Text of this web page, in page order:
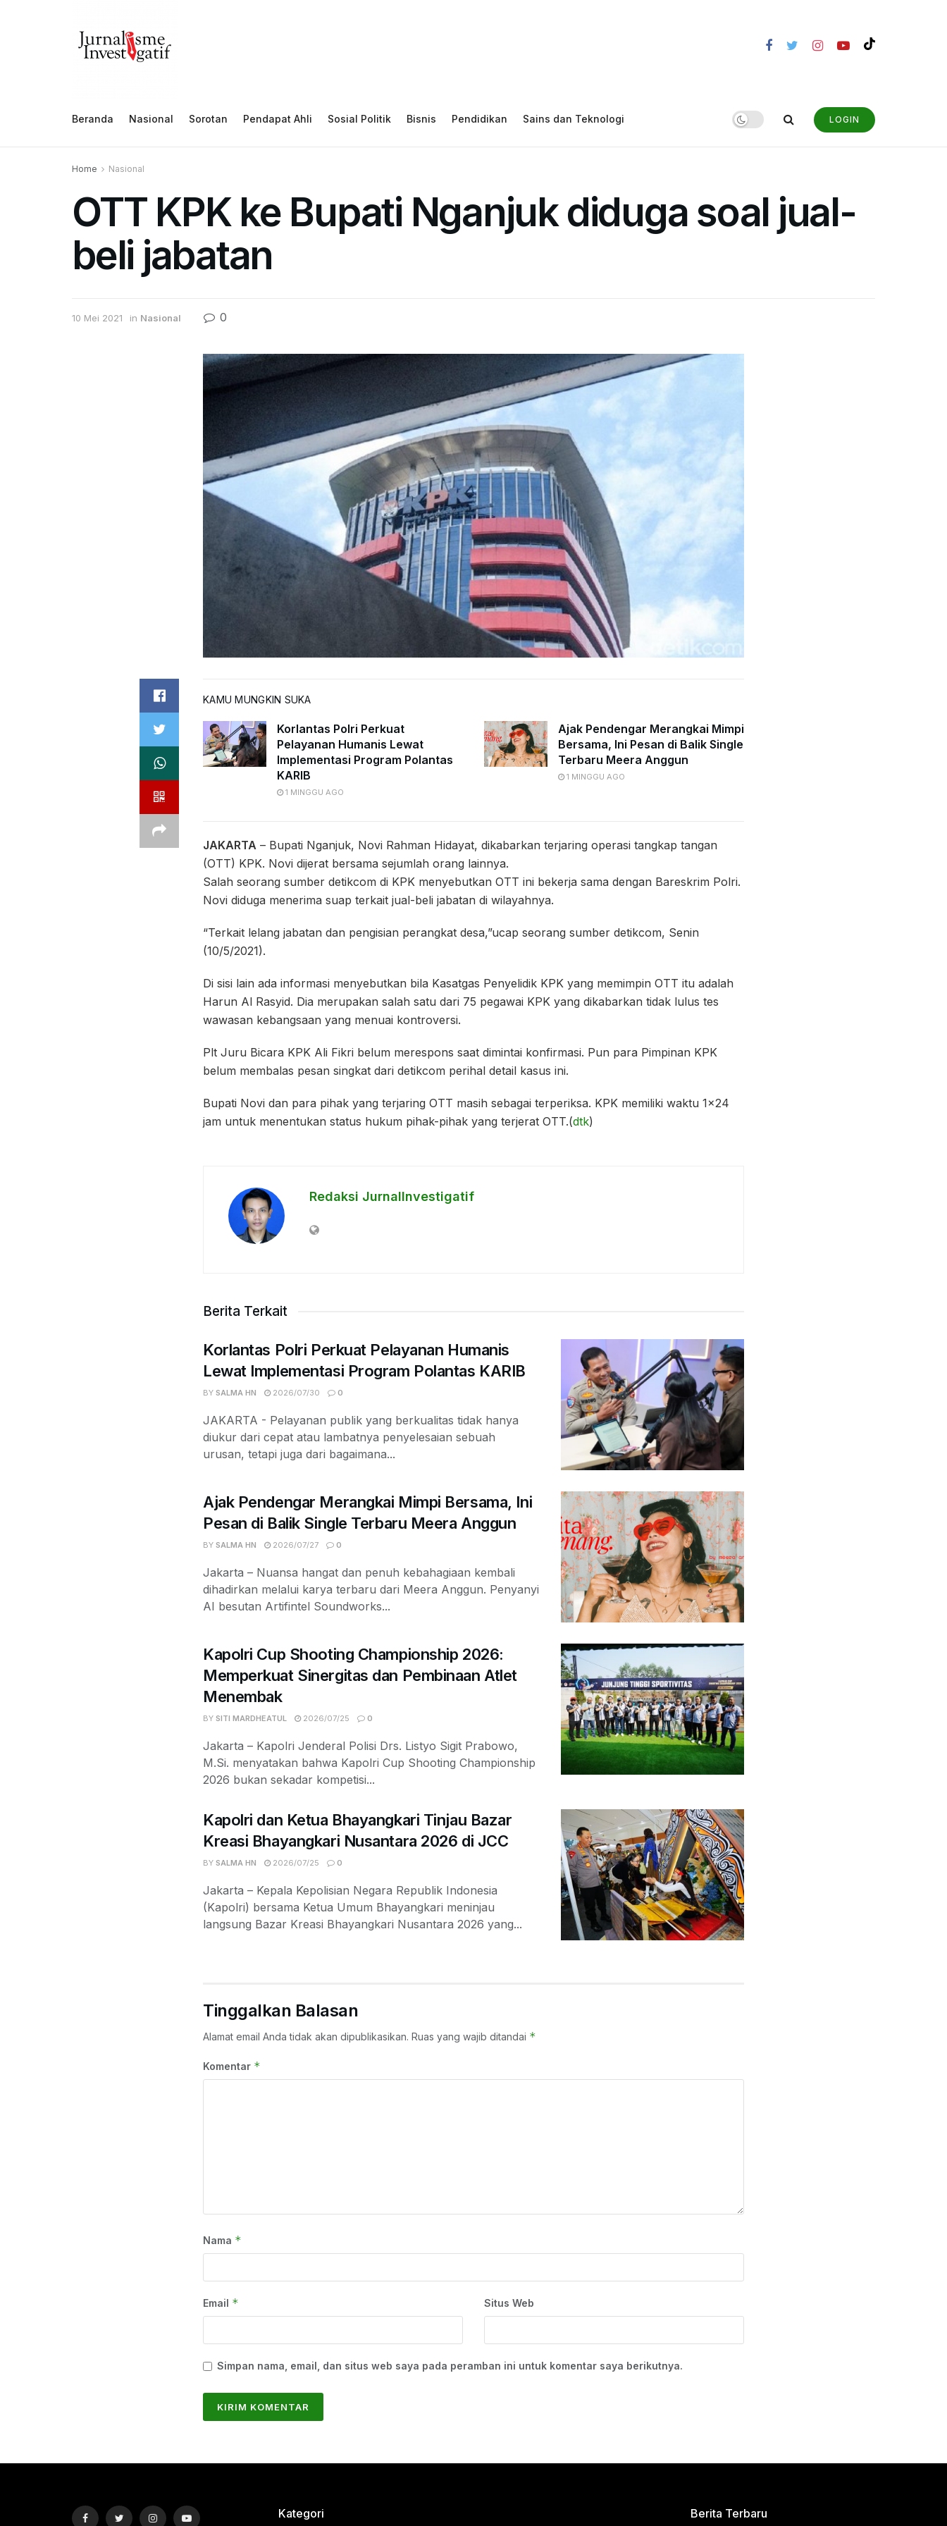
Beranda Nasional Sorotan Pendapat Ahli Sosial Politik Bisnis Pendidikan Sains dan Teknologi LOGIN
Home Nasional
OTT KPK ke Bupati Nganjuk diduga soal jual-
beli jabatan
10 Mei 2021 in Nasional 0
KAMU MUNGKIN SUKA
Korlantas Polri Perkuat
Pelayanan Humanis Lewat
Implementasi Program Polantas
KARIB
1 MINGGU AGO
Ajak Pendengar Merangkai Mimpi
Bersama, Ini Pesan di Balik Single
Terbaru Meera Anggun
1 MINGGU AGO
JAKARTA – Bupati Nganjuk, Novi Rahman Hidayat, dikabarkan terjaring operasi tangkap tangan
(OTT) KPK. Novi dijerat bersama sejumlah orang lainnya.
Salah seorang sumber detikcom di KPK menyebutkan OTT ini bekerja sama dengan Bareskrim Polri.
Novi diduga menerima suap terkait jual-beli jabatan di wilayahnya.
“Terkait lelang jabatan dan pengisian perangkat desa,”ucap seorang sumber detikcom, Senin
(10/5/2021).
Di sisi lain ada informasi menyebutkan bila Kasatgas Penyelidik KPK yang memimpin OTT itu adalah
Harun Al Rasyid. Dia merupakan salah satu dari 75 pegawai KPK yang dikabarkan tidak lulus tes
wawasan kebangsaan yang menuai kontroversi.
Plt Juru Bicara KPK Ali Fikri belum merespons saat dimintai konfirmasi. Pun para Pimpinan KPK
belum membalas pesan singkat dari detikcom perihal detail kasus ini.
Bupati Novi dan para pihak yang terjaring OTT masih sebagai terperiksa. KPK memiliki waktu 1×24
jam untuk menentukan status hukum pihak-pihak yang terjerat OTT.(dtk)
Redaksi JurnalInvestigatif
Berita Terkait
Korlantas Polri Perkuat Pelayanan Humanis
Lewat Implementasi Program Polantas KARIB
BY SALMA HN 2026/07/30 0
JAKARTA - Pelayanan publik yang berkualitas tidak hanya
diukur dari cepat atau lambatnya penyelesaian sebuah
urusan, tetapi juga dari bagaimana...
Ajak Pendengar Merangkai Mimpi Bersama, Ini
Pesan di Balik Single Terbaru Meera Anggun
BY SALMA HN 2026/07/27 0
Jakarta – Nuansa hangat dan penuh kebahagiaan kembali
dihadirkan melalui karya terbaru dari Meera Anggun. Penyanyi
AI besutan Artifintel Soundworks...
Kapolri Cup Shooting Championship 2026:
Memperkuat Sinergitas dan Pembinaan Atlet
Menembak
BY SITI MARDHEATUL 2026/07/25 0
Jakarta – Kapolri Jenderal Polisi Drs. Listyo Sigit Prabowo,
M.Si. menyatakan bahwa Kapolri Cup Shooting Championship
2026 bukan sekadar kompetisi...
Kapolri dan Ketua Bhayangkari Tinjau Bazar
Kreasi Bhayangkari Nusantara 2026 di JCC
BY SALMA HN 2026/07/25 0
Jakarta – Kepala Kepolisian Negara Republik Indonesia
(Kapolri) bersama Ketua Umum Bhayangkari meninjau
langsung Bazar Kreasi Bhayangkari Nusantara 2026 yang...
Tinggalkan Balasan
Alamat email Anda tidak akan dipublikasikan. Ruas yang wajib ditandai *
Komentar *
Nama *
Email * Situs Web
Simpan nama, email, dan situs web saya pada peramban ini untuk komentar saya berikutnya.
Kategori Berita Terbaru